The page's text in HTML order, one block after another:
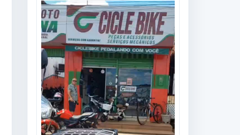
Tocador
de
vídeo